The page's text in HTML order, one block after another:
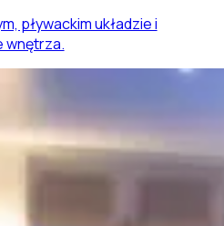
pływackim układzie i
wnętrza.